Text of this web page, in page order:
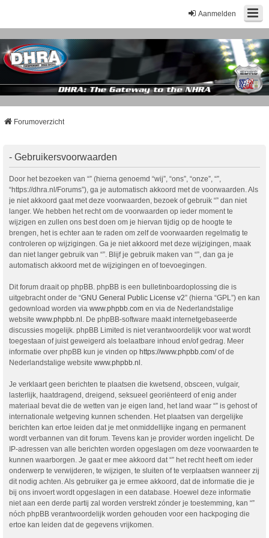
Aanmelden
Forumoverzicht
- Gebruikersvoorwaarden
Door het bezoeken van “” (hierna genoemd “wij”, “ons”, “onze”, “”,
“https://dhra.nl/Forums”), ga je automatisch akkoord met de voorwaarden. Als
je niet akkoord gaat met deze voorwaarden, bezoek of gebruik “” dan niet
langer. We hebben het recht om de voorwaarden op ieder moment te
wijzigen en zullen ons best doen om je hiervan tijdig op de hoogte te
brengen, het is echter aan te raden om zelf de voorwaarden regelmatig te
controleren op wijzigingen. Ga je niet akkoord met deze wijzigingen, maak
dan niet langer gebruik van “”. Blijf je gebruik maken van “”, dan ga je
automatisch akkoord met de wijzigingen en of toevoegingen.
Dit forum draait op phpBB. phpBB is een bulletinboardoplossing die is
uitgebracht onder de “GNU General Public License v2” (hierna “GPL”) en kan
gedownload worden via www.phpbb.com en via de Nederlandstalige
website www.phpbb.nl . De phpBB-software maakt internetgebaseerde
discussies mogelijk. phpBB Limited is niet verantwoordelijk voor wat wordt
toegestaan of juist geweigerd als toelaatbare inhoud en/of gedrag. Meer
informatie over phpBB kun je vinden op https://www.phpbb.com/of de
Nederlandstalige website www.phpbb.nl .
Je verklaart geen berichten te plaatsen die kwetsend, obsceen, vulgair,
lasterlijk, haatdragend, dreigend, seksueel georiënteerd of enig ander
materiaal bevat die de wetten van je eigen land, het land waar “” is gehost of
internationale wetgeving kunnen schenden. Het plaatsen van dergelijke
berichten kan ertoe leiden dat je met onmiddellijke ingang en permanent
wordt verbannen van dit forum. Tevens kan je provider worden ingelicht. De
IP-adressen van alle berichten worden opgeslagen om deze voorwaarden te
kunnen waarborgen. Je gaat er mee akkoord dat “” het recht heeft om ieder
onderwerp te verwijderen, te wijzigen, te sluiten of te verplaatsen wanneer zij
dit nodig achten. Als gebruiker ga je ermee akkoord, dat de informatie die je
bij ons invoert wordt opgeslagen in een database. Hoewel deze informatie
niet aan een derde partij zal worden verstrekt zónder je toestemming, kan “”
nóch phpBB verantwoordelijk worden gehouden voor een hackpoging die
ertoe kan leiden dat de gegevens vrijkomen.